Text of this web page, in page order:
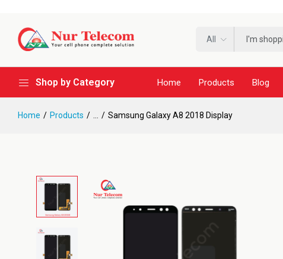
All
Shop by Category Home Products Blog
Home Products Samsung Galaxy A8 2018 Display